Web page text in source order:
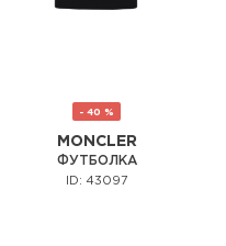
- 40 %
MONCLER
ФУТБОЛКА
ID: 43097